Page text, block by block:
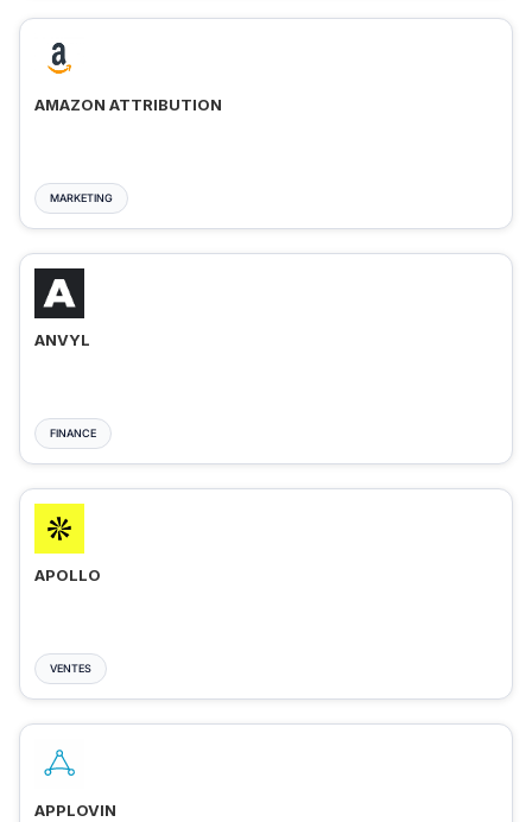
AMAZON ATTRIBUTION
MARKETING
ANVYL
FINANCE
APOLLO
VENTES
APPLOVIN